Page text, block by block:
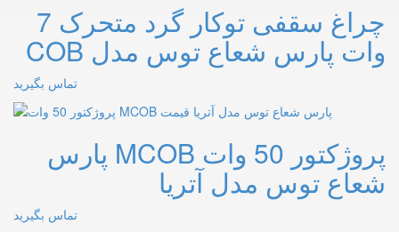
چراغ سقفی توکار گرد متحرک 7
وات پارس شعاع توس مدل COB
تماس بگیرید
پروژکتور 50 وات MCOB پارس
شعاع توس مدل آتریا
تماس بگیرید